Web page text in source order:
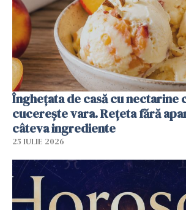
Înghețata de casă cu nectarine
cucerește vara. Rețeta fără
câteva ingrediente
25 IULIE 2026